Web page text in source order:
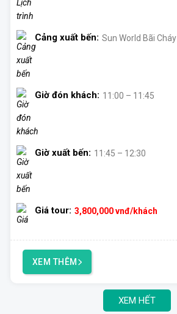
Cảng xuất bến: Sun World Bãi Cháy
Giờ đón khách: 11:00 – 11:45
Giờ xuất bến: 11:45 – 12:30
Giá tour: 3,800,000vnđ/khách
XEM THÊM
XEM HẾT